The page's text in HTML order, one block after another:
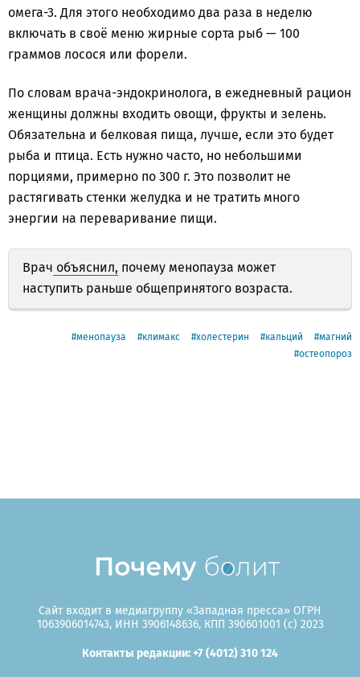
омега-3. Для этого необходимо два раза в неделю
включать в своё меню жирные сорта рыб — 100
граммов лосося или форели.
По словам врача-эндокринолога, в ежедневный рацион
женщины должны входить овощи, фрукты и зелень.
Обязательна и белковая пища, лучше, если это будет
рыба и птица. Есть нужно часто, но небольшими
порциями, примерно по 300 г. Это позволит не
растягивать стенки желудка и не тратить много
энергии на переваривание пищи.
Врач объяснил, почему менопауза может
наступить раньше общепринятого возраста.
менопауза климакс холестерин кальций
магний
остеопороз
Сайт входит в медиагруппу «Западная пресса» ОГРН
1063906014743, ИНН 3906148636, КПП 390601001 (c) 2023
Контакты редакции: +7 (4012) 310 124